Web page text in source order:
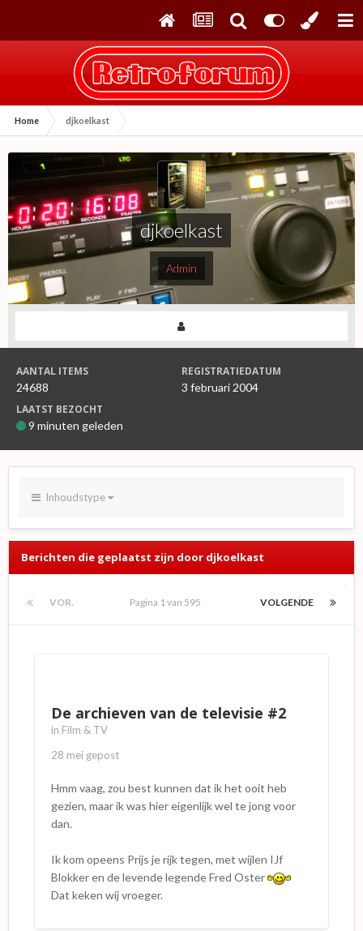
Home djkoelkast
djkoelkast
Admin
AANTAL ITEMS
24688
REGISTRATIEDATUM
3 februari 2004
LAATST BEZOCHT
9 minuten geleden
Inhoudstype
Berichten die geplaatst zijn door djkoelkast
VOR. VOLGENDE
Pagina 1 van 595
De archieven van de televisie #2
in Film & TV
28 mei gepost
Hmm vaag, zou best kunnen dat ik het ooit heb
gezien, maar ik was hier eigenlijk wel te jong voor
dan.
Ik kom opeens Prijs je rijk tegen, met wijlen IJf
Blokker en de levende legende Fred Oster
Dat keken wij vroeger.